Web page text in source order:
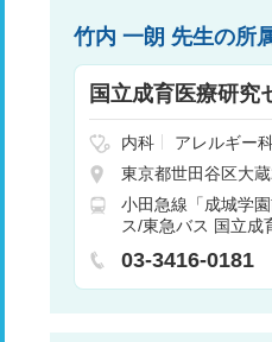
竹内 一朗 先生の所
国立成育医療研究
内科 アレルギー
神経内科
脳神
整形外科
形成
科
リハビリテー
酔科
呼吸器内科
東京都世田谷区大
小田急線「成城学
ス/東急バス 国立成
03-3416-0181